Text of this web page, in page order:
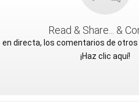
Read & Share... &
en directa, los comentarios de otros
¡Haz clic aquí!